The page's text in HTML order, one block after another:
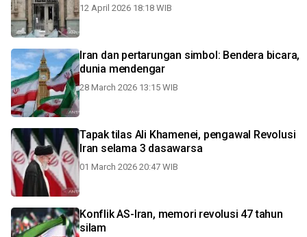
12 April 2026 18:18 WIB
Iran dan pertarungan simbol: Bendera bicara,
dunia mendengar
28 March 2026 13:15 WIB
Tapak tilas Ali Khamenei, pengawal Revolusi
Iran selama 3 dasawarsa
01 March 2026 20:47 WIB
Konflik AS-Iran, memori revolusi 47 tahun
silam